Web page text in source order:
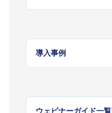
導入事例
ウェビナーガイド一覧